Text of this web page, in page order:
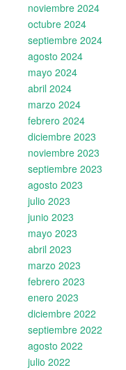
noviembre 2024
octubre 2024
septiembre 2024
agosto 2024
mayo 2024
abril 2024
marzo 2024
febrero 2024
diciembre 2023
noviembre 2023
septiembre 2023
agosto 2023
julio 2023
junio 2023
mayo 2023
abril 2023
marzo 2023
febrero 2023
enero 2023
diciembre 2022
septiembre 2022
agosto 2022
julio 2022